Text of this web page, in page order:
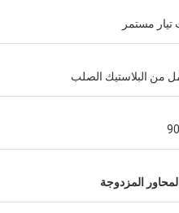
من البلاستيك الصلب
المزدوجة